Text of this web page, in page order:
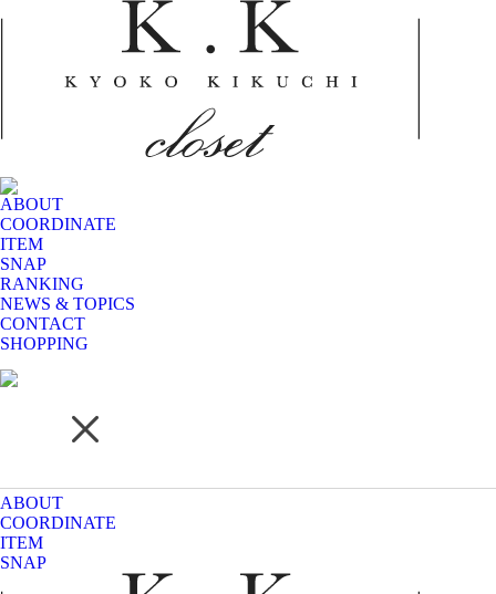
ABOUT
COORDINATE
ITEM
SNAP
RANKING
NEWS & TOPICS
CONTACT
SHOPPING
ABOUT
COORDINATE
ITEM
SNAP